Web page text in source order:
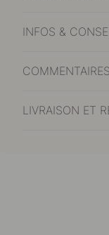
INFOS &
COMMENTAIRES
LIVRAISON ET